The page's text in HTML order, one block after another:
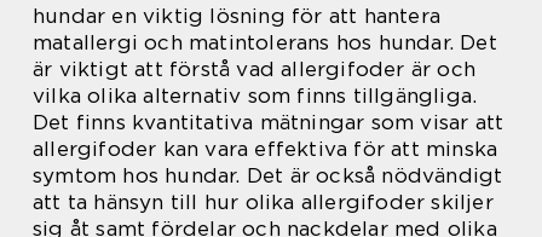
hundar en viktig lösning för att hantera
matallergi och matintolerans hos hundar. Det
är viktigt att förstå vad allergifoder är och
vilka olika alternativ som finns tillgängliga.
Det finns kvantitativa mätningar som visar att
allergifoder kan vara effektiva för att minska
symtom hos hundar. Det är också nödvändigt
att ta hänsyn till hur olika allergifoder skiljer
sig åt samt fördelar och nackdelar med olika